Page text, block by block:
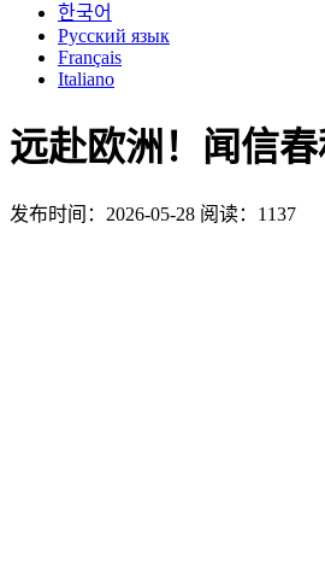
한국어
Русский язык
Français
Italiano
远赴欧洲！闻信
发布时间：2026-05-28 阅读：1137